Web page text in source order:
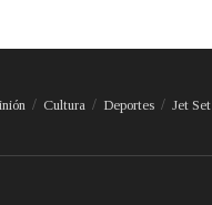
Cultura Deportes Jet Set